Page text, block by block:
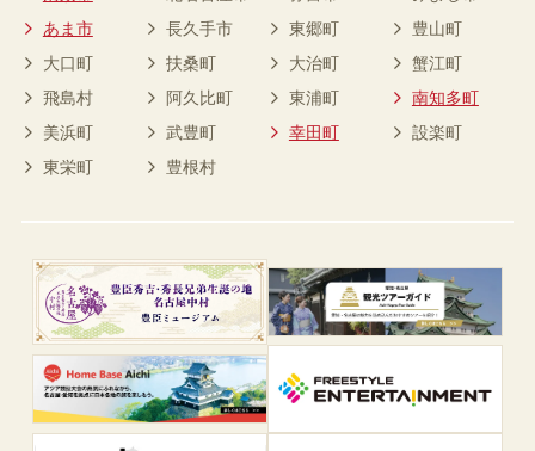
あま市
長久手市 東郷町
豊山町
大口町
扶桑町 大治町
蟹江町
飛島村
阿久比町 東浦町
南知多町
美浜町
武豊町 幸田町
設楽町
東栄町
豊根村